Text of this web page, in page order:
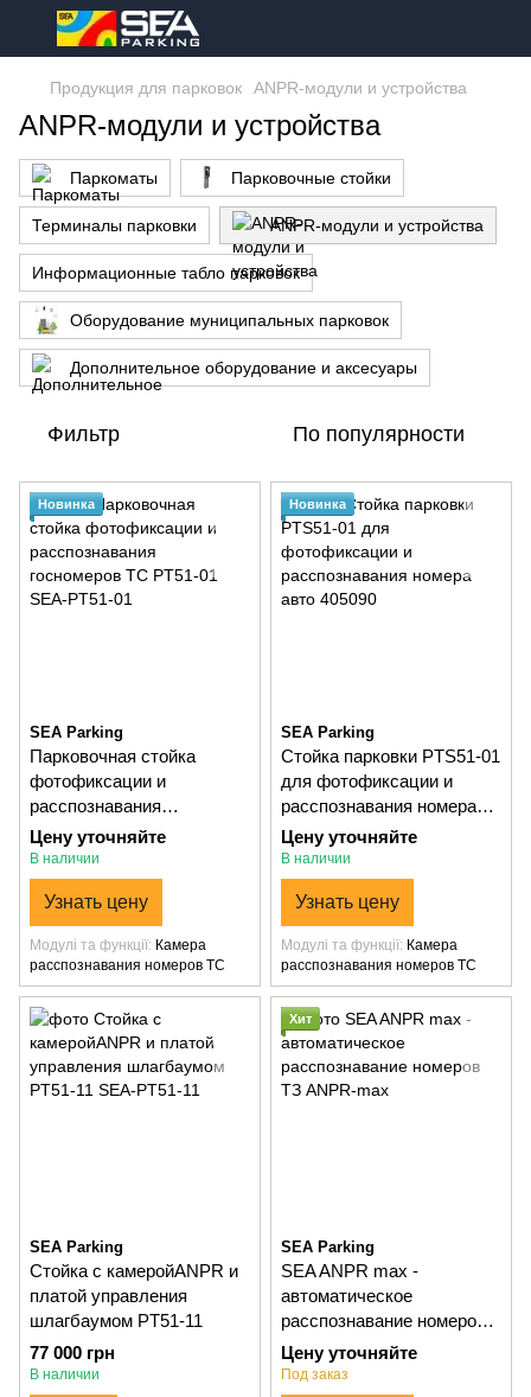
Продукция для парковок ANPR-модули и устройства
ANPR-модули и устройства
Паркоматы Парковочные стойки
Терминалы парковки ANPR-модули и устройства
Информационные табло парковок
Оборудование муниципальных парковок
Дополнительное оборудование и аксесуары
Фильтр По популярности
Новинка
SEA Parking
Парковочная стойка
фотофиксации и
расспознавания
госномеров ТС PT51-01
Цену уточняйте
В наличии
Узнать цену
Модулі та функції Камера
расспознавания номеров ТС
Новинка
SEA Parking
Стойка парковки PTS51-01
для фотофиксации и
расспознавания номера
авто
Цену уточняйте
В наличии
Узнать цену
Модулі та функції Камера
расспознавания номеров ТС
SEA Parking
Стойка с камеройANPR и
платой управления
шлагбаумом PT51-11
77 000 грн
В наличии
Хит
SEA Parking
SEA ANPR max -
автоматическое
расспознавание номеров
ТЗ
Цену уточняйте
Под заказ